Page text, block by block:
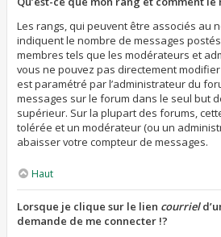
Les rangs, qui peuvent être associés au
indiquent le nombre de messages
membres tels que les modérateurs et
vous ne pouvez pas directement modifier
est paramétré par l’administrateur du
messages sur le forum dans le seul but
supérieur. Sur la plupart des forums,
tolérée et un modérateur (ou un
abaisser votre compteur de messages.
Haut
Lorsque je clique sur le lien courriel
demande de me connecter !?